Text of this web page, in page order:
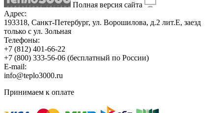
Полная версия сайта
Адрес:
193318, Санкт-Петербург, ул. Ворошилова, д.2 лит.Е, заезд
только с ул. Зольная
Телефоны:
+7 (812) 401-66-22
+7 (800) 333-56-06 (бесплатный по России)
E-mail:
info@teplo3000.ru
Принимаем к оплате